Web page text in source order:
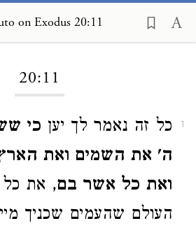
on Exodus 20:11
20:11
1 כל זה נאמר לך יען כי
ה' את השמים ואת
ואת כל אשר בם, את
העולם שהעמים שכניך